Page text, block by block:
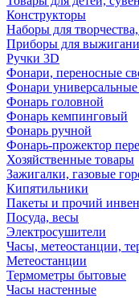
Конструкторы
Наборы для
Приборы для
Ручки 3D
Фонари, переносные
Фонари
Фонарь головной
Фонарь кемпинговый
Фонарь ручной
Фонарь-прожектор
Хозяйственные товары
Зажигалки, газовые
Кипятильники
Пакеты и прочий
Посуда, весы
Электросушители
Часы, метеостанции,
Метеостанции
Термометры бытовые
Часы настенные